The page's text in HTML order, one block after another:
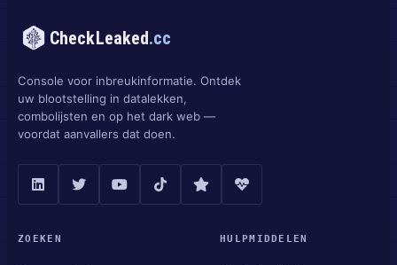
CheckLeaked.cc
Console voor inbreukinformatie. Ontdek
uw blootstelling in datalekken,
combolijsten en op het dark web —
voordat aanvallers dat doen.
ZOEKEN HULPMIDDELEN